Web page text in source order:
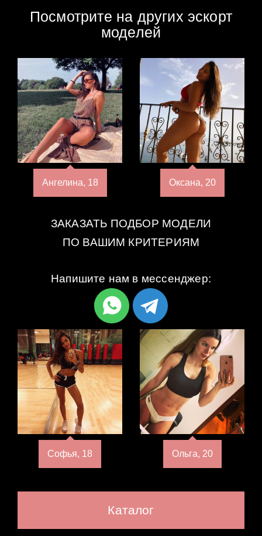
Посмотрите на других эскорт
моделей
Ангелина, 18 Оксана, 20
ЗАКАЗАТЬ ПОДБОР МОДЕЛИ
ПО ВАШИМ КРИТЕРИЯМ
Напишите нам в мессенджер:
Софья, 18 Ольга, 20
Каталог